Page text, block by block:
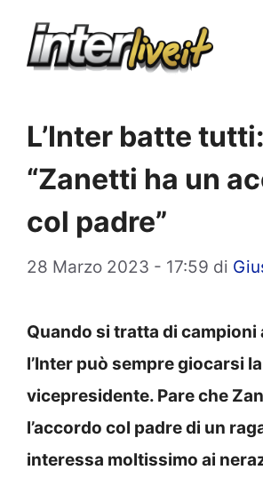
L’Inter batte tutti:
“Zanetti ha un
col padre”
28 Marzo 2023 - 17:59 di
Quando si tratta di campioni
l’Inter può sempre giocarsi
vicepresidente. Pare che
l’accordo col padre di un
interessa moltissimo ai